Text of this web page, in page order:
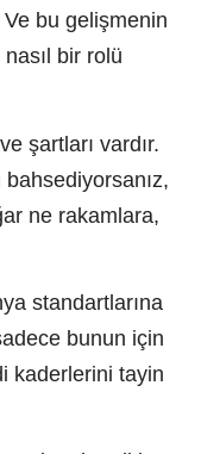
bu gelişmenin
bir rolü
şartları vardır.
ne rakamlara,
standartlarına
bunun için
kaderlerini tayin